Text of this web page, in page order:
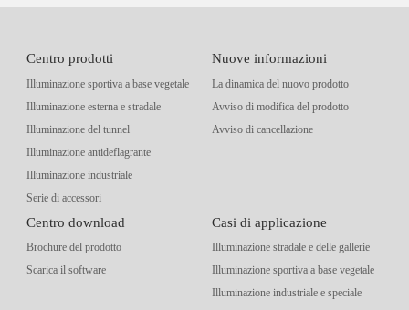
Centro prodotti
Illuminazione sportiva a base vegetale
Illuminazione esterna e stradale
Illuminazione del tunnel
Illuminazione antideflagrante
Illuminazione industriale
Serie di accessori
Nuove informazioni
La dinamica del nuovo prodotto
Avviso di modifica del prodotto
Avviso di cancellazione
Centro download
Brochure del prodotto
Scarica il software
Casi di applicazione
Illuminazione stradale e delle gallerie
Illuminazione sportiva a base vegetale
Illuminazione industriale e speciale